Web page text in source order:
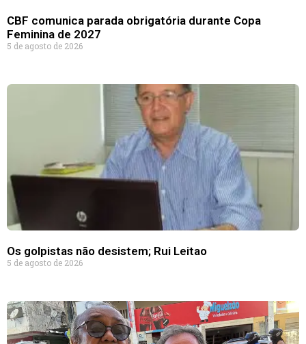
CBF comunica parada obrigatória durante Copa
Feminina de 2027
5 de agosto de 2026
Os golpistas não desistem; Rui Leitao
5 de agosto de 2026